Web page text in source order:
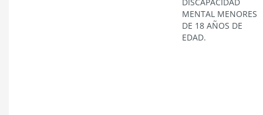
MENTAL MENORES
DE 18 AÑOS DE
EDAD.